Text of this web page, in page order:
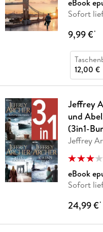
eBook
Sofort
9,99 €*
12,00 €
Jeffrey
und
(3in1-
Jeffrey
eBook
Sofort
24,99 €*